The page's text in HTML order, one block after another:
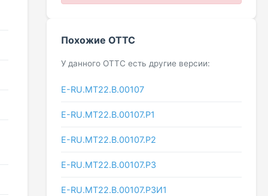
Похожие ОТТС
У данного ОТТС есть другие версии:
Е-RU.МТ22.В.00107
Е-RU.МТ22.В.00107.Р1
Е-RU.МТ22.В.00107.Р2
Е-RU.МТ22.В.00107.Р3
Е-RU.МТ22.В.00107.Р3И1